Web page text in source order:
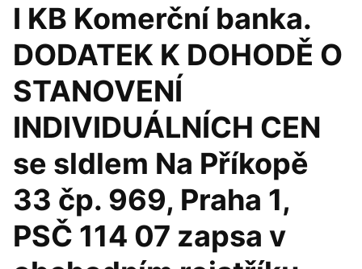
I KB Komerční banka.
DODATEK K DOHODĚ O
STANOVENÍ
INDIVIDUÁLNÍCH CEN
se sldlem Na Příkopě
33 čp. 969, Praha 1,
PSČ 114 07 zapsa v